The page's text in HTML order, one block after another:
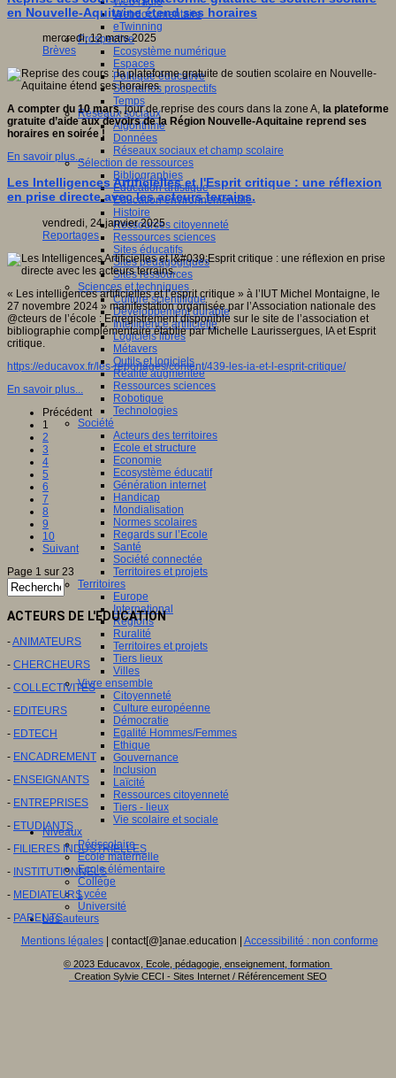
Webdocumentaire
eTwinning
Prospective
Ecosystème numérique
Espaces
Politique éducative
Scénarios prospectifs
Temps
Réseaux sociaux
Algorithme
Données
Réseaux sociaux et champ scolaire
Sélection de ressources
Bibliographies
Education artistique
Education environnementale
Histoire
Ressources citoyenneté
Ressources sciences
Sites éducatifs
Sites pédagogiques
Sites ressources
Sciences et techniques
Culture scientifique
Développement durable
Intelligence artificielle
Logiciels libres
Métavers
Outils et logiciels
Réalité augmentée
Ressources sciences
Robotique
Technologies
Société
Acteurs des territoires
Ecole et structure
Economie
Ecosystème éducatif
Génération internet
Handicap
Mondialisation
Normes scolaires
Regards sur l’Ecole
Santé
Société connectée
Territoires et projets
Territoires
Europe
International
Régions
Ruralité
Territoires et projets
Tiers lieux
Villes
Vivre ensemble
Citoyenneté
Culture européenne
Démocratie
Egalité Hommes/Femmes
Ethique
Gouvernance
Inclusion
Laïcité
Ressources citoyenneté
Tiers - lieux
Vie scolaire et sociale
Niveaux
Périscolaire
Ecole maternelle
Ecole élémentaire
Collège
Lycée
Université
Les auteurs
en Nouvelle-Aquitaine étend ses horaires
mercredi, 12 mars 2025
Brèves
A compter du 10 mars, jour de reprise des cours dans la zone A, la plateforme
gratuite d’aide aux devoirs de la Région Nouvelle-Aquitaine reprend ses
horaires en soirée !
En savoir plus...
Les Intelligences Artificielles et l'Esprit critique : une réflexion
en prise directe avec les acteurs terrains.
vendredi, 24 janvier 2025
Reportages
« Les intelligences artificielles et l’esprit critique » à l’IUT Michel Montaigne, le
27 novembre 2024 » manifestation organisée par l’Association nationale des
@cteurs de l’école : Enregistrement disponible sur le site de l’association et
bibliographie complémentaire établie par Michelle Laurissergues, IA et Esprit
critique.
https://educavox.fr/les-reportages/content/439-les-ia-et-l-esprit-critique/
En savoir plus...
Précédent
1
2
3
4
5
6
7
8
9
10
Suivant
Page 1 sur 23
ACTEURS DE L'EDUCATION
-ANIMATEURS
- CHERCHEURS
- COLLECTIVITES
- EDITEURS
- EDTECH
- ENCADREMENT
- ENSEIGNANTS
- ENTREPRISES
- ETUDIANTS
- FILIERES INDUSTRIELLES
- INSTITUTIONNELS
- MEDIATEURS
- PARENTS
Mentions légales| contact[@]anae.education | Accessibilité : non conforme
© 2023 Educavox, Ecole, pédagogie, enseignement, formation
Creation Sylvie CECI - Sites Internet / Référencement SEO